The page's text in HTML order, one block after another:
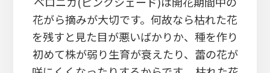
花がら摘みが大切です。何故なら枯れた花
を残すと見た目が悪いばかりか、種を作り
初めて株が弱り生育が衰えたり、蕾の花が